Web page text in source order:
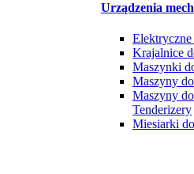
Urządzenia
Krajalnice
Maszynki
Maszyny
Maszyny
Tenderizery
Miesiarki